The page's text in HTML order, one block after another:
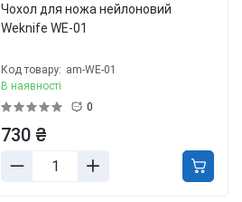
Чохол для ножа нейлоновий
Weknife WE-01
Код товару: am-WE-01
В наявності
0
730 ₴